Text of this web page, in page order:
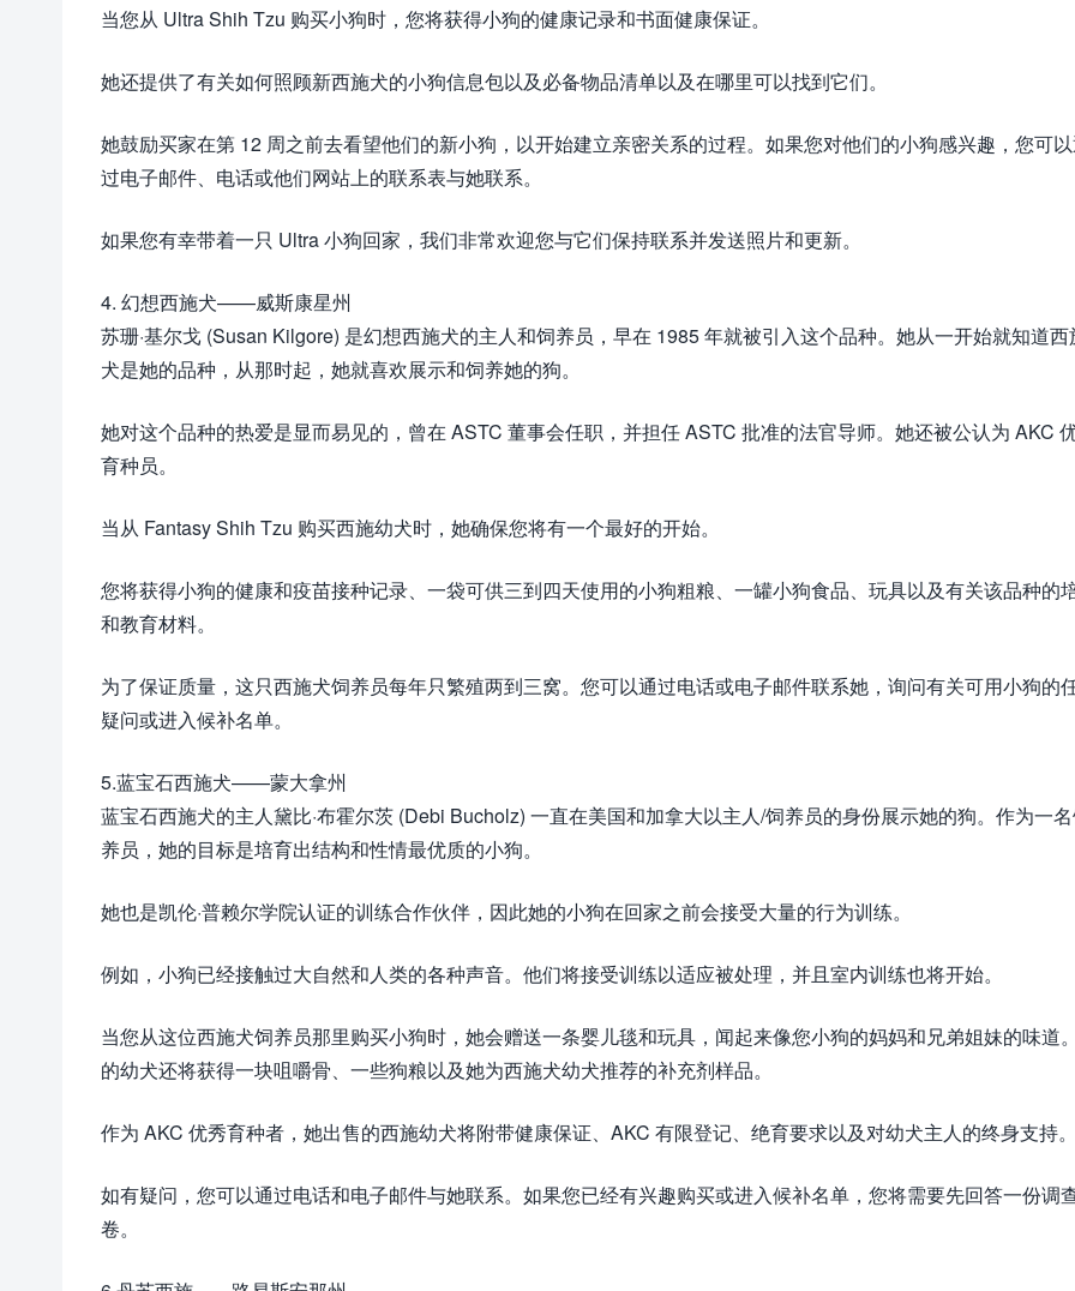
当您从 Ultra Shih Tzu 购买小狗时，您将获得小狗的健康记录和书面健康保证。
她还提供了有关如何照顾新西施犬的小狗信息包以及必备物品清单以及在哪里可以找到它们。
她鼓励买家在第 12 周之前去看望他们的新小狗，以开始建立亲密关系的过程。如果您对他们的小狗感兴趣，您可
过电子邮件、电话或他们网站上的联系表与她联系。
如果您有幸带着一只 Ultra 小狗回家，我们非常欢迎您与它们保持联系并发送照片和更新。
4. 幻想西施犬——威斯康星州
苏珊·基尔戈 (Susan Kilgore) 是幻想西施犬的主人和饲养员，早在 1985 年就被引入这个品种。她从一开始就知道西
犬是她的品种，从那时起，她就喜欢展示和饲养她的狗。
她对这个品种的热爱是显而易见的，曾在 ASTC 董事会任职，并担任 ASTC 批准的法官导师。她还被公认为 AKC
育种员。
当从 Fantasy Shih Tzu 购买西施幼犬时，她确保您将有一个最好的开始。
您将获得小狗的健康和疫苗接种记录、一袋可供三到四天使用的小狗粗粮、一罐小狗食品、玩具以及有关该品种的
和教育材料。
为了保证质量，这只西施犬饲养员每年只繁殖两到三窝。您可以通过电话或电子邮件联系她，询问有关可用小狗的
疑问或进入候补名单。
5.蓝宝石西施犬——蒙大拿州
蓝宝石西施犬的主人黛比·布霍尔茨 (Debi Bucholz) 一直在美国和加拿大以主人/饲养员的身份展示她的狗。作为一
养员，她的目标是培育出结构和性情最优质的小狗。
她也是凯伦·普赖尔学院认证的训练合作伙伴，因此她的小狗在回家之前会接受大量的行为训练。
例如，小狗已经接触过大自然和人类的各种声音。他们将接受训练以适应被处理，并且室内训练也将开始。
当您从这位西施犬饲养员那里购买小狗时，她会赠送一条婴儿毯和玩具，闻起来像您小狗的妈妈和兄弟姐妹的味道
的幼犬还将获得一块咀嚼骨、一些狗粮以及她为西施犬幼犬推荐的补充剂样品。
作为 AKC 优秀育种者，她出售的西施幼犬将附带健康保证、AKC 有限登记、绝育要求以及对幼犬主人的终身支持。
如有疑问，您可以通过电话和电子邮件与她联系。如果您已经有兴趣购买或进入候补名单，您将需要先回答一份调
卷。